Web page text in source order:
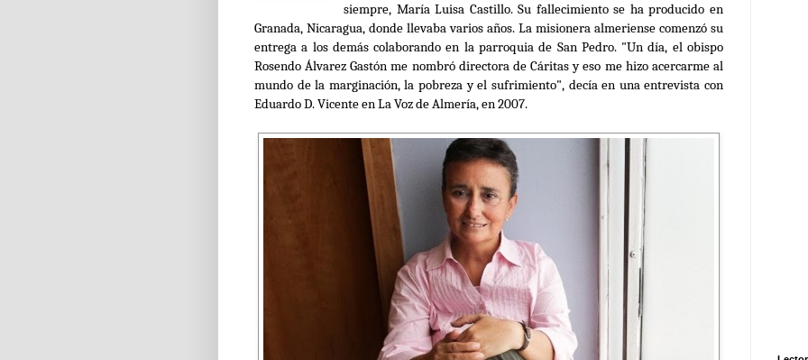
siempre, María Luisa Castillo. Su fallecimiento se ha producido en
Granada, Nicaragua, donde llevaba varios años. La misionera almeriense comenzó su
entrega a los demás colaborando en la parroquia de San Pedro. "Un día, el obispo
Rosendo Álvarez Gastón me nombró directora de Cáritas y eso me hizo acercarme al
mundo de la marginación, la pobreza y el sufrimiento", decía en una entrevista con
Eduardo D. Vicente en La Voz de Almería, en 2007.